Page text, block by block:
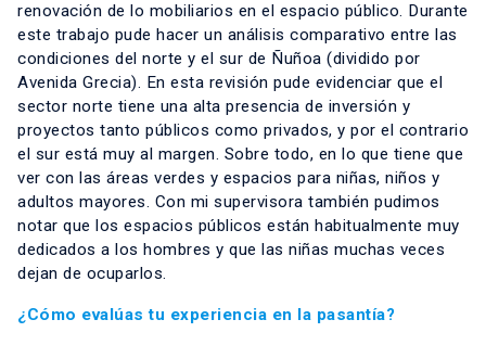
renovación de lo mobiliarios en el espacio público. Durante
este trabajo pude hacer un análisis comparativo entre las
condiciones del norte y el sur de Ñuñoa (dividido por
Avenida Grecia). En esta revisión pude evidenciar que el
sector norte tiene una alta presencia de inversión y
proyectos tanto públicos como privados, y por el contrario
el sur está muy al margen. Sobre todo, en lo que tiene que
ver con las áreas verdes y espacios para niñas, niños y
adultos mayores. Con mi supervisora también pudimos
notar que los espacios públicos están habitualmente muy
dedicados a los hombres y que las niñas muchas veces
dejan de ocuparlos.
¿Cómo evalúas tu experiencia en la pasantía?